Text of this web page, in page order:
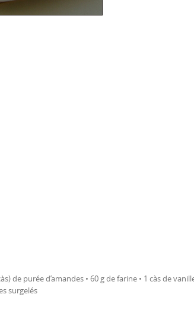
de purée d’amandes • 60 g de farine • 1 càs de
surgelés